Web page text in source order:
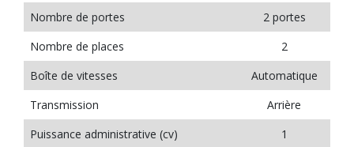
Nombre de portes
2 portes
Nombre de places
2
Boîte de vitesses
Automatique
Transmission
Arrière
Puissance administrative (cv)
1